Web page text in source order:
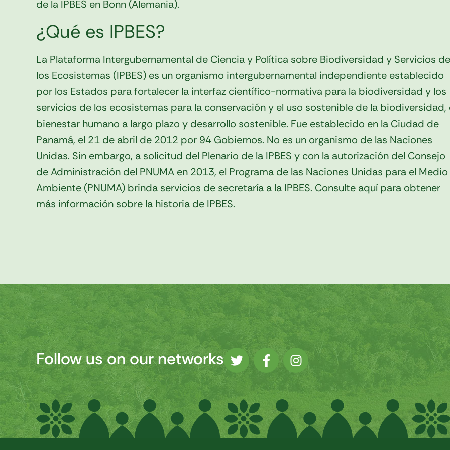
de la IPBES en Bonn (Alemania).
¿Qué es IPBES?
La Plataforma Intergubernamental de Ciencia y Política sobre Biodiversidad y Servicios de
los Ecosistemas (IPBES) es un organismo intergubernamental independiente establecido
por los Estados para fortalecer la interfaz científico-normativa para la biodiversidad y los
servicios de los ecosistemas para la conservación y el uso sostenible de la biodiversidad,
bienestar humano a largo plazo y desarrollo sostenible. Fue establecido en la Ciudad de
Panamá, el 21 de abril de 2012 por 94 Gobiernos. No es un organismo de las Naciones
Unidas. Sin embargo, a solicitud del Plenario de la IPBES y con la autorización del Consejo
de Administración del PNUMA en 2013, el Programa de las Naciones Unidas para el Medio
Ambiente (PNUMA) brinda servicios de secretaría a la IPBES. Consulte aquí para obtener
más información sobre la historia de IPBES.
Follow us on our networks